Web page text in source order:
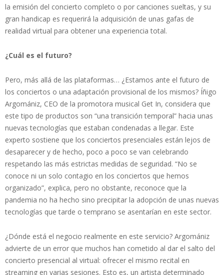
la emisión del concierto completo o por canciones sueltas, y su
gran handicap es requerirá la adquisición de unas gafas de
realidad virtual para obtener una experiencia total.
¿Cuál es el futuro?
Pero, más allá de las plataformas… ¿Estamos ante el futuro de
los conciertos o una adaptación provisional de los mismos? Íñigo
Argomániz, CEO de la promotora musical Get In, considera que
este tipo de productos son “una transición temporal” hacia unas
nuevas tecnologías que estaban condenadas a llegar. Este
experto sostiene que los conciertos presenciales están lejos de
desaparecer y de hecho, poco a poco se van celebrando
respetando las más estrictas medidas de seguridad. “No se
conoce ni un solo contagio en los conciertos que hemos
organizado”, explica, pero no obstante, reconoce que la
pandemia no ha hecho sino precipitar la adopción de unas nuevas
tecnologías que tarde o temprano se asentarían en este sector.
¿Dónde está el negocio realmente en este servicio? Argomániz
advierte de un error que muchos han cometido al dar el salto del
concierto presencial al virtual: ofrecer el mismo recital en
streaming en varias sesiones. Esto es, un artista determinado